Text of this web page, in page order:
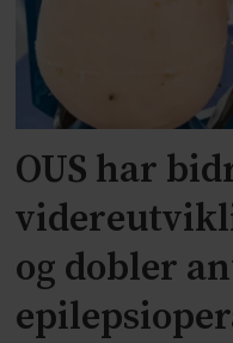
OUS har
og dobler